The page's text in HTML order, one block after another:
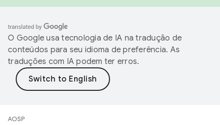
O Google usa tecnologia de IA na tradução de
conteúdos para seu idioma de preferência. As
traduções com IA podem ter erros.
AOSP